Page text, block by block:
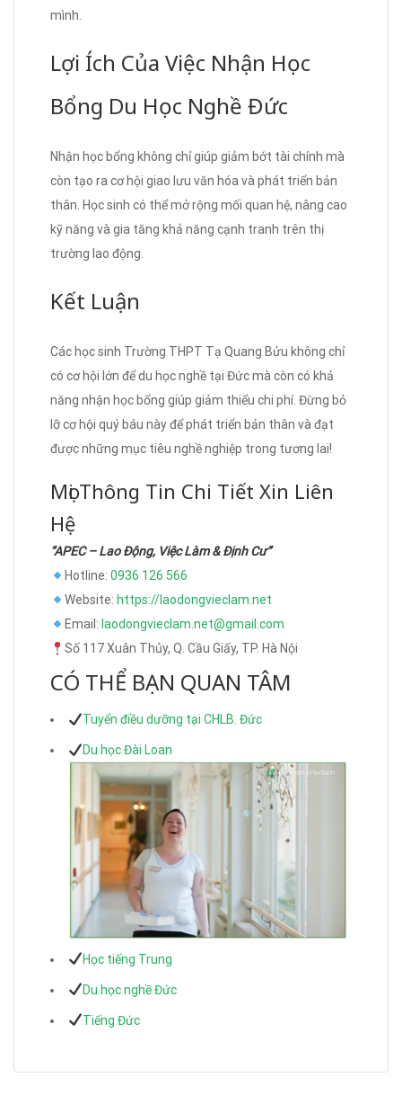
mình.
Lợi Ích Của Việc Nhận Học
Bổng Du Học Nghề Đức
Nhận học bổng không chỉ giúp giảm bớt tài chính mà
còn tạo ra cơ hội giao lưu văn hóa và phát triển bản
thân. Học sinh có thể mở rộng mối quan hệ, nâng cao
kỹ năng và gia tăng khả năng cạnh tranh trên thị
trường lao động.
Kết Luận
Các học sinh Trường THPT Tạ Quang Bửu không chỉ
có cơ hội lớn để du học nghề tại Đức mà còn có khả
năng nhận học bổng giúp giảm thiểu chi phí. Đừng bỏ
lỡ cơ hội quý báu này để phát triển bản thân và đạt
được những mục tiêu nghề nghiệp trong tương lai!
Mọi Thông Tin Chi Tiết Xin Liên
Hệ
“APEC – Lao Động, Việc Làm & Định Cư”
Hotline: 0936 126 566
Website: https://laodongvieclam.net
Email: laodongvieclam.net@gmail.com
Số 117 Xuân Thủy, Q. Cầu Giấy, TP. Hà Nội
CÓ THỂ BẠN QUAN TÂM
Tuyển điều dưỡng tại CHLB. Đức
Du học Đài Loan
Học tiếng Trung
Du học nghề Đức
Tiếng Đức